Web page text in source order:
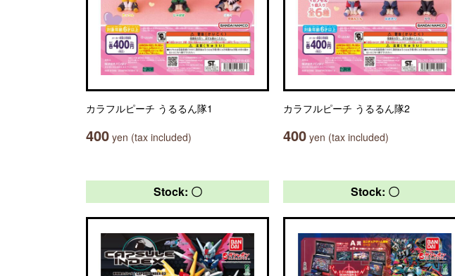
カラフルピーチ うるるん隊1
400 yen (tax included)
カラフルピーチ うるるん隊2
400 yen (tax included)
Stock: 〇 Stock: 〇